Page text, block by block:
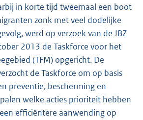
in korte tijd tweemaal een boot
zonk met veel dodelijke
werd op verzoek van de JBZ
2013 de Taskforce voor het
(TFM) opgericht. De
de Taskforce om op basis
preventie, bescherming en
welke acties prioriteit hebben
efficiëntere aanwending op